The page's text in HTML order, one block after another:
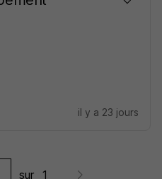
il y a 23 jours
sur 1